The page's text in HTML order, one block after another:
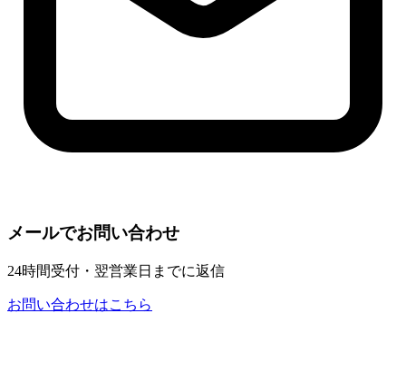
メールでお問い合わせ
24時間受付・翌営業日までに返信
お問い合わせはこちら